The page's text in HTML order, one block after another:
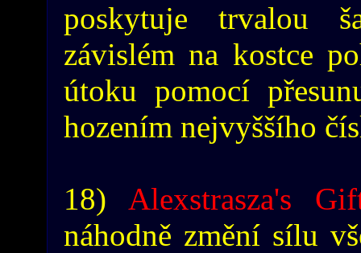
poskytuje trvalou
závislém na kostce
útoku pomocí
hozením nejvyššího
18) Alexstrasza's
náhodně změní sílu